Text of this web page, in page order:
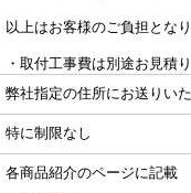
以上はお客様のご負担となり
・取付工事費は別途お見積り
弊社指定の住所にお送りい
特に制限なし
各商品紹介のページに記載